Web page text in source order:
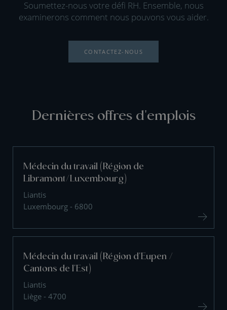
Soumettez-nous votre défi RH. Ensemble, nous
examinerons comment nous pouvons vous aider.
CONTACTEZ-NOUS
Dernières offres d'emplois
Médecin du travail (Région de
Libramont/Luxembourg)
Liantis
Luxembourg - 6800
Médecin du travail (Région d'Eupen /
Cantons de l'Est)
Liantis
Liège - 4700